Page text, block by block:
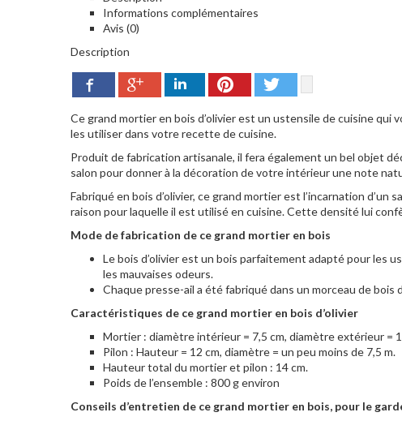
Informations complémentaires
Avis (0)
Description
Facebook Google+ LinkedIn Pinterest
Ce grand mortier en bois d’olivier est un ustensile de cuisine qui
les utiliser dans votre recette de cuisine.
Produit de fabrication artisanale, il fera également un bel objet
salon pour donner à la décoration de votre intérieur une note
Fabriqué en bois d’olivier, ce grand mortier est l’incarnation
raison pour laquelle il est utilisé en cuisine. Cette densité lui
Mode de fabrication de ce grand mortier en bois
Le bois d’olivier est un bois parfaitement adapté pour les
les mauvaises odeurs.
Chaque presse-ail a été fabriqué dans un morceau de
Caractéristiques de ce grand mortier en bois d’olivier
Mortier : diamètre intérieur = 7,5 cm, diamètre extérieur =
Pilon : Hauteur = 12 cm, diamètre = un peu moins de 7,5 m.
Hauteur total du mortier et pilon : 14 cm.
Poids de l’ensemble : 800 g environ
Conseils d’entretien de ce grand mortier en bois, pour le